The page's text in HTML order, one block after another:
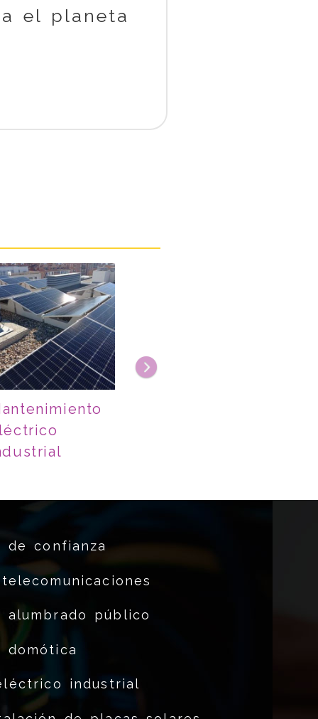
el planeta
confianza
público
industrial